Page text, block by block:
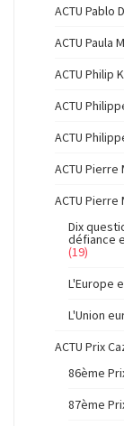
ACTU Pablo
ACTU Paula
ACTU Philip
ACTU
ACTU
ACTU Pierre
ACTU Pierre
Dix
défiance
(19)
L'Europe
L'Union
ACTU Prix
86ème
87ème